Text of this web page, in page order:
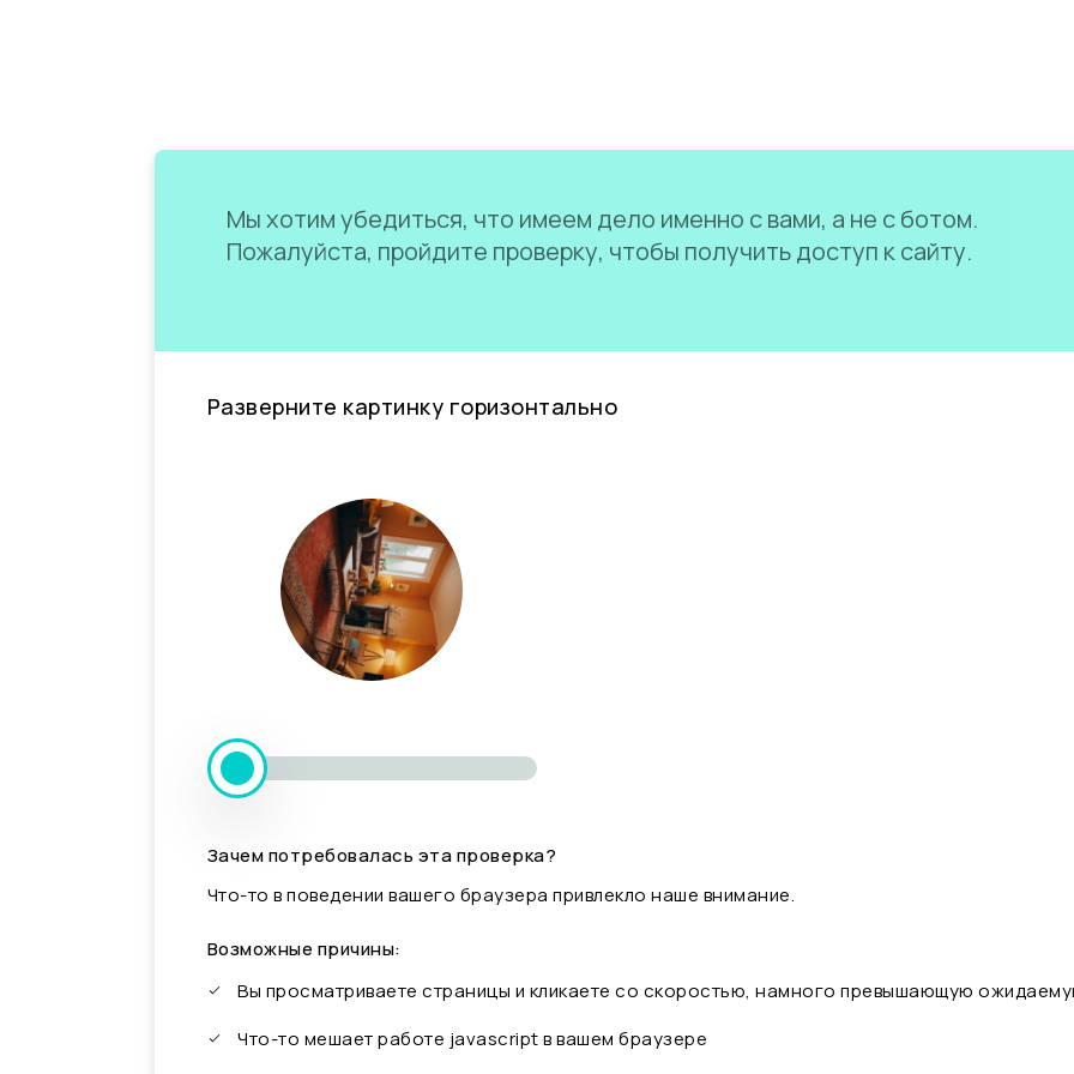
Мы хотим убедиться, что имеем дело именно с вами, а не с ботом.
Пожалуйста, пройдите проверку, чтобы получить доступ к сайту.
Разверните картинку горизонтально
Зачем потребовалась эта проверка?
Что-то в поведении вашего браузера привлекло наше внимание.
Возможные причины:
Вы просматриваете страницы и кликаете со скоростью, намного превышающую
Что-то мешает работе javascript в вашем браузере